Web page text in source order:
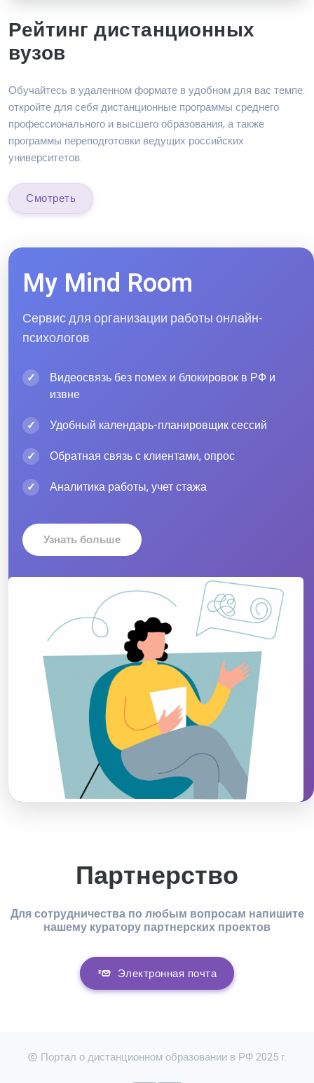
Рейтинг дистанционных
вузов
Обучайтесь в удаленном формате в удобном для вас темпе:
откройте для себя дистанционные программы среднего
профессионального и высшего образования, а также
программы переподготовки ведущих российских
университетов.
Смотреть
My Mind Room
Сервис для организации работы онлайн-
психологов
Видеосвязь без помех и блокировок в РФ и
извне
Удобный календарь-планировщик сессий
Обратная связь с клиентами, опрос
Аналитика работы, учет стажа
Узнать больше
Партнерство
Для сотрудничества по любым вопросам напишите
нашему куратору партнерских проектов
Электронная почта
Портал о дистанционном образовании в РФ 2025 г.